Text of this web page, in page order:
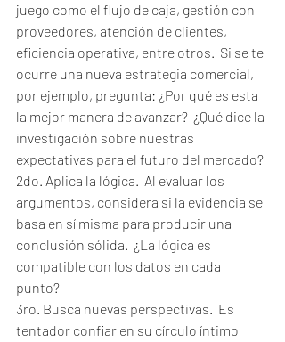
juego como el flujo de caja, gestión con
proveedores, atención de clientes,
eficiencia operativa, entre otros.  Si se te
ocurre una nueva estrategia comercial,
por ejemplo, pregunta: ¿Por qué es esta
la mejor manera de avanzar?  ¿Qué dice la
investigación sobre nuestras
expectativas para el futuro del mercado?
2do. Aplica la lógica.  Al evaluar los
argumentos, considera si la evidencia se
basa en sí misma para producir una
conclusión sólida.  ¿La lógica es
compatible con los datos en cada
punto?
3ro. Busca nuevas perspectivas.  Es
tentador confiar en su círculo íntimo